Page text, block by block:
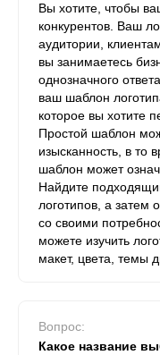
Вы хотите, чтобы
конкурентов. Ваш
аудитории,
вы занимаетесь
однозначного
ваш шаблон
которое вы хотите
Простой шаблон
изысканность, в то
шаблон может
Найдите
логотипов, а затем
со своими
можете изучить
макет, цвета, темы
Вопрос:
Какое название